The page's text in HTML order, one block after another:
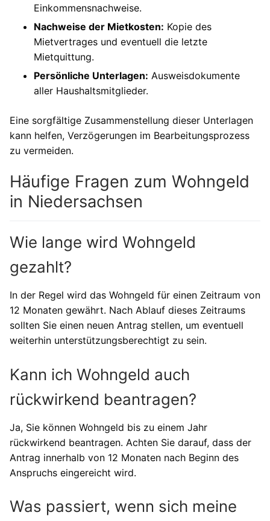
Einkommensnachweise.
Nachweise der Mietkosten: Kopie des
Mietvertrages und eventuell die letzte
Mietquittung.
Persönliche Unterlagen: Ausweisdokumente
aller Haushaltsmitglieder.
Eine sorgfältige Zusammenstellung dieser Unterlagen
kann helfen, Verzögerungen im Bearbeitungsprozess
zu vermeiden.
Häufige Fragen zum Wohngeld
in Niedersachsen
Wie lange wird Wohngeld
gezahlt?
In der Regel wird das Wohngeld für einen Zeitraum von
12 Monaten gewährt. Nach Ablauf dieses Zeitraums
sollten Sie einen neuen Antrag stellen, um eventuell
weiterhin unterstützungsberechtigt zu sein.
Kann ich Wohngeld auch
rückwirkend beantragen?
Ja, Sie können Wohngeld bis zu einem Jahr
rückwirkend beantragen. Achten Sie darauf, dass der
Antrag innerhalb von 12 Monaten nach Beginn des
Anspruchs eingereicht wird.
Was passiert, wenn sich meine